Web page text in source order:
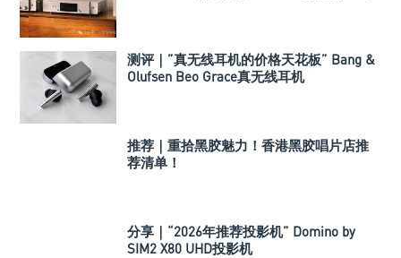
测评｜”真无线耳机的价格天花板” Bang &
Olufsen Beo Grace真无线耳机
推荐｜重拾黑胶魅力！香港黑胶唱片店推
荐清单！
分享｜“2026年推荐投影机” Domino by
SIM2 X80 UHD投影机